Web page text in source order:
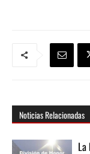
Noticias Relacionadas